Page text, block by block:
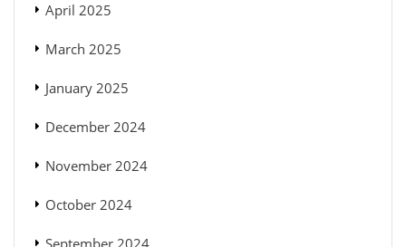
April 2025
March 2025
January 2025
December 2024
November 2024
October 2024